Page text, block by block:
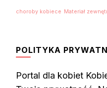
choroby kobiece Materiał
POLITYKA
Portal dla kobiet